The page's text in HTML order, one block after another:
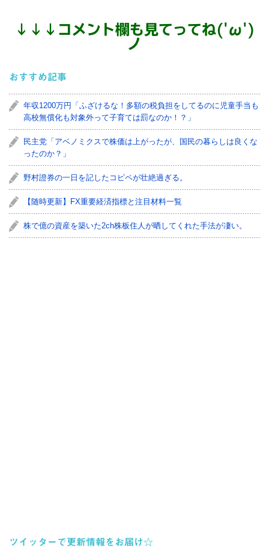
↓ ↓ ↓ コメント欄も見てってね('ω')
ノ
おすすめ記事
年収1200万円「ふざけるな！多額の税負担をしてるのに児童手当も
高校無償化も対象外って子育ては罰なのか！？」
民主党「アベノミクスで株価は上がったが、国民の暮らしは良くな
ったのか？」
野村證券の一日を記したコピペが壮絶過ぎる。
【随時更新】FX重要経済指標と注目材料一覧
株で億の資産を築いた2ch株板住人が晒してくれた手法が凄い。
ツイッターで更新情報をお届け☆